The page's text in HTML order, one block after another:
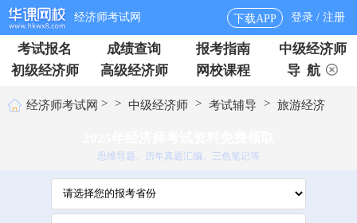
经济师考试网 下载APP 登录 / 注册
考试报名 成绩查询 报考指南
中级经济师
初级经济师
高级经济师 网校课程 导 航
经济师考试网 > > 中级经济师 > 考试辅导 > 旅游经济
思维导题、历年真题汇编、三色笔记等